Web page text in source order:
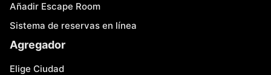
Añadir Escape Room
Sistema de reservas en línea
Agregador
Elige Ciudad